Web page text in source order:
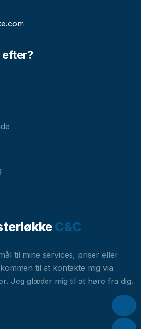
efter?
C&C​
til mine services, priser eller
til at kontakte mig via
Jeg glæder mig til at høre fra dig.